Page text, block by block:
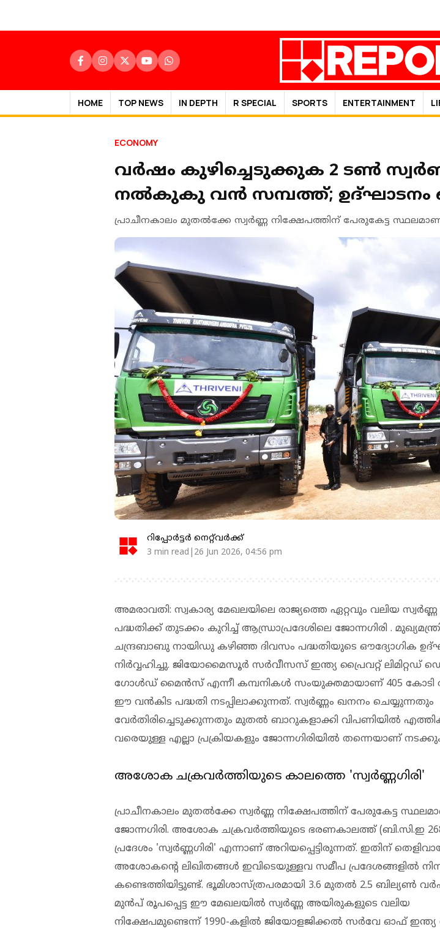
HOME TOP NEWS IN DEPTH R SPECIAL SPORTS ENTERTAINMENT
ECONOMY
വർഷം കുഴിച്ചെടുക്കുക 2 ടണ്‍
നല്‍കുകു വന്‍ സമ്പത്ത്; ഉദ്ഘാടനം
പ്രാചീനകാലം മുതൽക്കേ സ്വർണ്ണ നിക്ഷേപത്തിന് പേരുകേട്ട സ്ഥലമാണ്
റിപ്പോർട്ടർ നെറ്റ്‌വര്‍ക്ക്‌
3 min read|26 Jun 2026, 04:56 pm
അമരാവതി: സ്വകാര്യ മേഖലയിലെ രാജ്യത്തെ ഏറ്റവും വലിയ
പദ്ധതിക്ക് തുടക്കം കുറിച്ച് ആന്ധ്രാപ്രദേശിലെ ജോന്നഗിരി .
ചന്ദ്രബാബു നായിഡു കഴിഞ്ഞ ദിവസം പദ്ധതിയുടെ ഔദ്യോഗിക
നിർവ്വഹിച്ചു. ജിയോമൈസൂർ സർവീസസ് ഇന്ത്യ പ്രൈവറ്റ് ലിമിറ്റഡ്
ഗോൾഡ് മൈൻസ് എന്നീ കമ്പനികൾ സംയുക്തമായാണ് 405
ഈ വൻകിട പദ്ധതി നടപ്പിലാക്കുന്നത്. സ്വർണ്ണം ഖനനം ചെയ്യുന്നതും
വേർതിരിച്ചെടുക്കുന്നതും മുതൽ ബാറുകളാക്കി വിപണിയിൽ
വരെയുള്ള എല്ലാ പ്രക്രിയകളും ജോന്നഗിരിയിൽ തന്നെയാണ്
അശോക ചക്രവർത്തിയുടെ കാലത്തെ 'സ്വർണ്ണഗിരി'
പ്രാചീനകാലം മുതൽക്കേ സ്വർണ്ണ നിക്ഷേപത്തിന് പേരുകേട്ട
ജോന്നഗിരി. അശോക ചക്രവർത്തിയുടെ ഭരണകാലത്ത് (ബി.സി.ഇ
പ്രദേശം 'സ്വർണ്ണഗിരി' എന്നാണ് അറിയപ്പെട്ടിരുന്നത്. ഇതിന്
അശോകന്റെ ലിഖിതങ്ങൾ ഇവിടെയുള്ളവ സമീപ പ്രദേശങ്ങളില്‍
കണ്ടെത്തിയിട്ടുണ്ട്. ഭൂമിശാസ്ത്രപരമായി 3.6 മുതൽ 2.5 ബില്യൺ
മുൻപ് രൂപപ്പെട്ട ഈ മേഖലയിൽ സ്വർണ്ണ അയിരുകളുടെ വലിയ
നിക്ഷേപമുണ്ടെന്ന് 1990-കളിൽ ജിയോളജിക്കൽ സർവേ ഓഫ് ഇന്ത്യ